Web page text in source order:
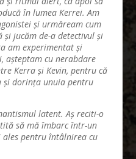
în lumea Kerrei. Am
și urmăream cum
și jucăm de-a detectivul și
am experimentat și
așteptam cu nerabdare
Kerra și Kevin, pentru că
și dorința unuia pentru
latent. Aș reciti-o
să mă îmbarc într-un
pentru întâlnirea cu